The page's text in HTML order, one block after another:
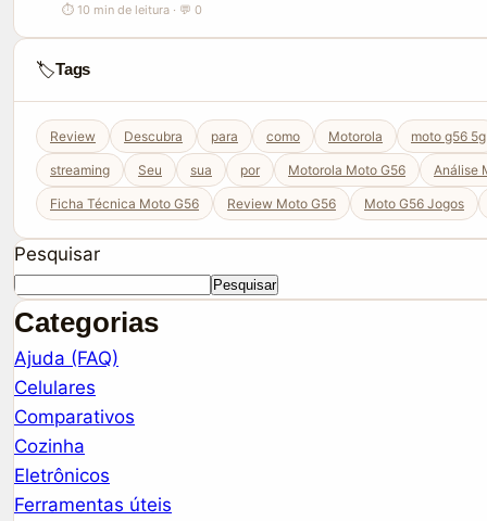
⏱ 10 min de leitura · 💬 0
🏷️Tags
Review Descubra para como Motorola moto g56 5g
streaming Seu sua por Motorola Moto G56 Análise
Ficha Técnica Moto G56 Review Moto G56 Moto G56 Jogos
Pesquisar
Pesquisar
Categorias
Ajuda (FAQ)
Celulares
Comparativos
Cozinha
Eletrônicos
Ferramentas úteis